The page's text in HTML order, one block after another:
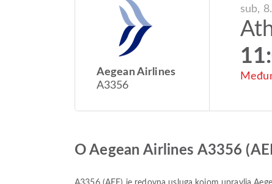
Aegean Airlines
A3356
sub,
O Aegean Airlines A3356